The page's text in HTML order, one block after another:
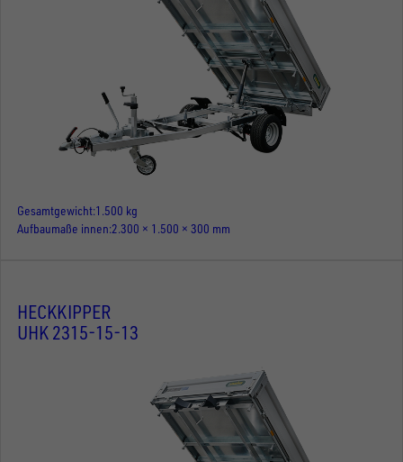
Gesamtgewicht 1.500 kg
Aufbaumaße innen 2.300 × 1.500 × 300 mm
HECKKIPPER
UHK 2315-15-13